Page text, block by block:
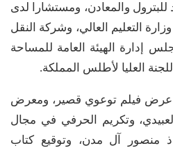
للبترول والمعادن، ومستشارا لدى
التعليم العالي، وشركة النقل
إدارة الهيئة العامة للمساحة
العليا لأطلس المملكة.
عرض فيلم توعوي قصير، ومعرض
وتكريم الحرفي في مجال
منصور آل مدن، وتوقيع كتاب